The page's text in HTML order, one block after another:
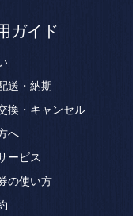
ガイド
送・納期
換・キャンセル
へ
ービス
の使い方